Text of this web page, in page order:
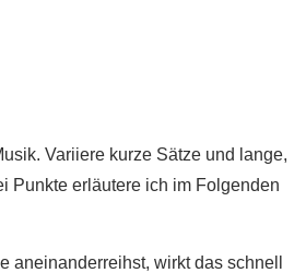
Variiere kurze Sätze und lange,
Punkte erläutere ich im Folgenden
aneinanderreihst, wirkt das schnell